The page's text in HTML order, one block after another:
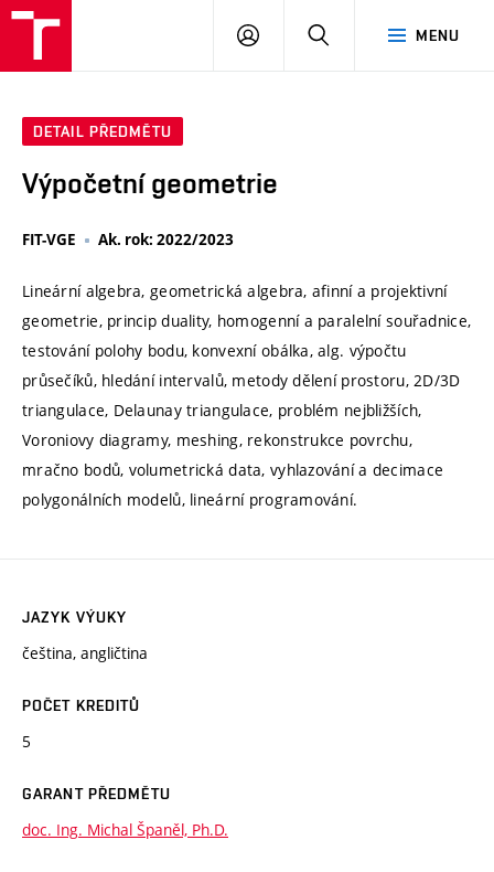
MENU
PŘIHLÁSIT
DETAIL PŘEDMĚTU
Výpočetní geometrie
FIT-VGE Ak. rok: 2022/2023
Lineární algebra, geometrická algebra, afinní a projektivní
geometrie, princip duality, homogenní a paralelní souřadnice,
testování polohy bodu, konvexní obálka, alg. výpočtu
průsečíků, hledání intervalů, metody dělení prostoru, 2D/3D
triangulace, Delaunay triangulace, problém nejbližších,
Voroniovy diagramy, meshing, rekonstrukce povrchu,
mračno bodů, volumetrická data, vyhlazování a decimace
polygonálních modelů, lineární programování.
JAZYK VÝUKY
čeština, angličtina
POČET KREDITŮ
5
GARANT PŘEDMĚTU
doc. Ing. Michal Španěl, Ph.D.